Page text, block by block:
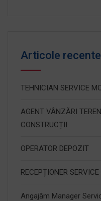
Articole recente
TEHNICIAN SERVICE
AGENT VÂNZĂRI
CONSTRUCȚII
OPERATOR DEPOZIT
RECEPȚIONER
Angajăm Manager